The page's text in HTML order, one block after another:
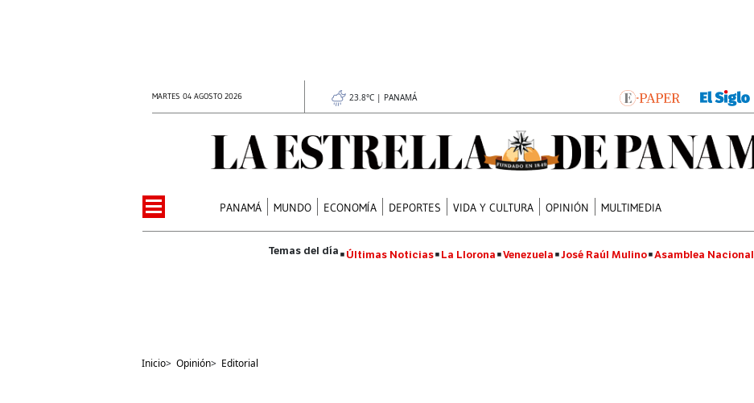
MARTES 04 AGOSTO 2026 23.8°C | PANAMÁ
PANAMÁ MUNDO ECONOMÍA DEPORTES VIDA Y CULTURA OPINIÓN MULTIMEDIA
Últimas Noticias La Llorona Venezuela José Raúl Mulino Asamblea Nacional
Inicio> Opinión> Editorial